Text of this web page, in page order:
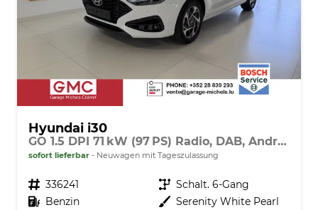
Hyundai i30
GO 1.5 DPI 71 kW (97 PS) Radio, DAB, Android Auto, Apple CarPlay, Navigationssystem, Bluetooth, Klimaanlage, Lenkradheizung, Sitzheizung, Rückfahrkamera, Einparkhilfe vorne und hinten, 16 Zoll Leichtmetallfelgen, uvm.
sofort lieferbar Neuwagen mit Tageszulassung
Fahrzeugnr. 336241 Getriebe Schalt. 6-Gang
Kraftstoff Benzin Außenfarbe Serenity White Pearl